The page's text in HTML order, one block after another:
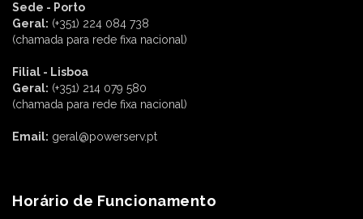
Sede - Porto
Geral: (+351) 224 084 738
(chamada para rede fixa nacional)
Filial - Lisboa
Geral: (+351) 214 079 580
(chamada para rede fixa nacional)
Email: geral@powerserv.pt
Horário de Funcionamento